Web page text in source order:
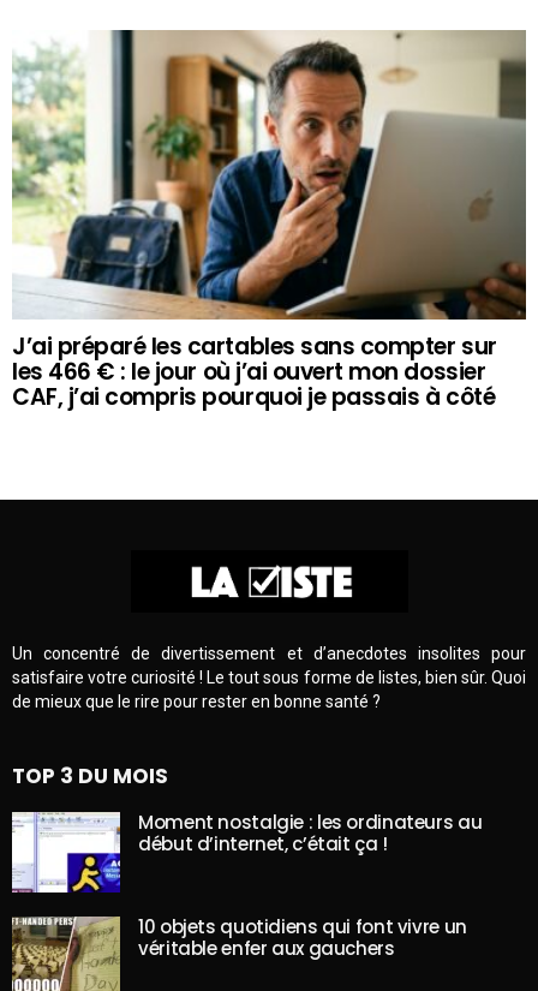
J’ai préparé les cartables sans compter sur
les 466 € : le jour où j’ai ouvert mon dossier
CAF, j’ai compris pourquoi je passais à côté
Un concentré de divertissement et d’anecdotes insolites pour
satisfaire votre curiosité ! Le tout sous forme de listes, bien sûr. Quoi
de mieux que le rire pour rester en bonne santé ?
TOP 3 DU MOIS
Moment nostalgie : les ordinateurs au
début d’internet, c’était ça !
10 objets quotidiens qui font vivre un
véritable enfer aux gauchers